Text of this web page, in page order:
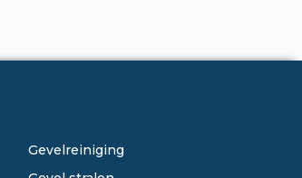
Gevelreiniging